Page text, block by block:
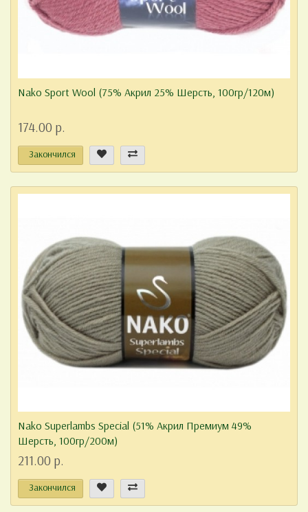
Nako Sport Wool (75% Акрил 25% Шерсть, 100гр/120м)
174.00 р.
Закончился
Nako Superlambs Special (51% Акрил Премиум 49%
Шерсть, 100гр/200м)
211.00 р.
Закончился